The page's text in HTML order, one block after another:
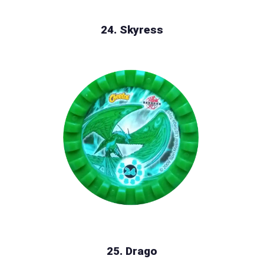
24. Skyress
25. Drago